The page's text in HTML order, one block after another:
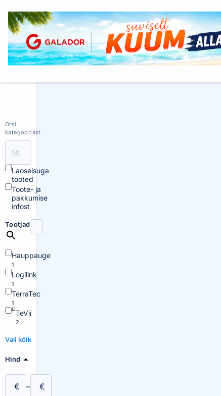
Otsi
kategooriast
Laoseisuga
tooted
Toote- ja
pakkumise
infost
Tootjad
Hauppauge
1
Logilink
1
TerraTec
1
TeVii
2
Vali kõik
Hind
€ – €